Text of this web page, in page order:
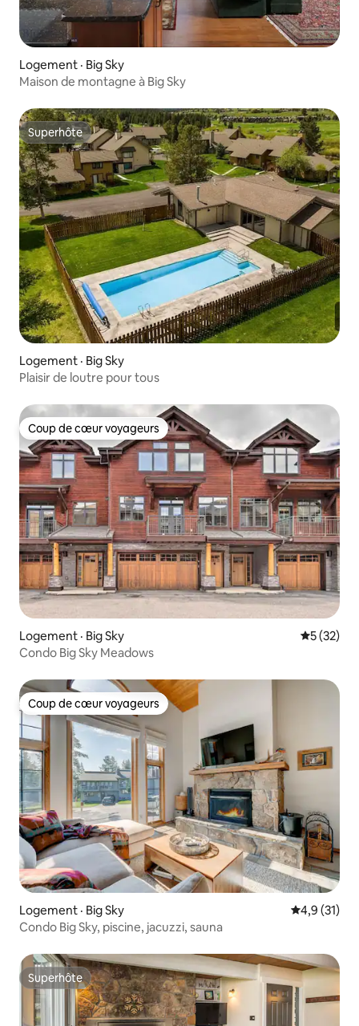
Logement · Big Sky
Maison de montagne à Big Sky
Superhôte
Superhôte
Logement · Big Sky
Plaisir de loutre pour tous
Coup de cœur voyageurs
Coup de cœur voyageurs
Logement · Big Sky Note
5 (32)
Condo Big Sky Meadows
Coup de cœur voyageurs
Coup de cœur voyageurs
Logement · Big Sky Note
4,9 (31)
Condo Big Sky, piscine, jacuzzi, sauna
Superhôte
Superhôte